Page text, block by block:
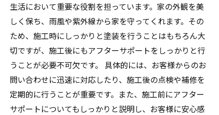
生活において重要な役割を担っています。家の外観を美
しく保ち、雨風や紫外線から家を守ってくれます。その
ため、施工時にしっかりと塗装を行うことはもちろん大
切ですが、施工後にもアフターサポートをしっかりと行
うことが必要不可欠です。 具体的には、お客様からのお
問い合わせに迅速に対応したり、施工後の点検や補修を
定期的に行うことが重要です。また、施工前にアフター
サポートについてもしっかりと説明し、お客様に安心感